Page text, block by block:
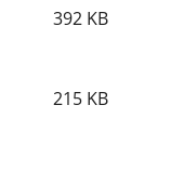
392 KB
215 KB